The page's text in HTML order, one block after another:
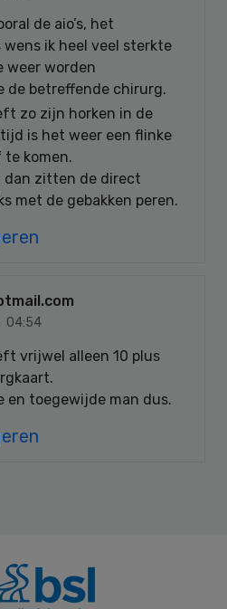
de aio’s, het
wens ik heel veel sterkte
weer worden
de betreffende chirurg.
zo zijn horken in de
is het weer een flinke
komen.
dan zitten de direct
met de gebakken peren.
04:54
vrijwel alleen 10 plus
en toegewijde man dus.